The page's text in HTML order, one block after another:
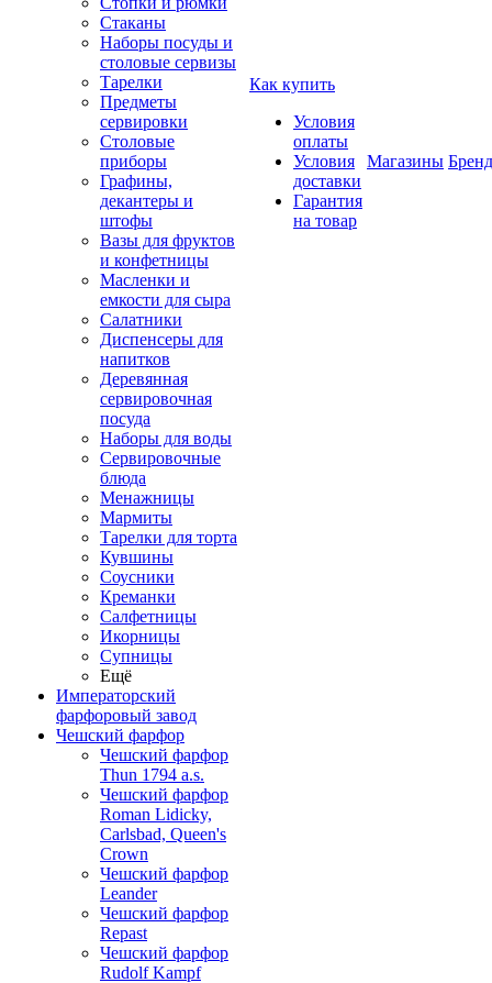
Стаканы
Наборы посуды и
столовые сервизы
Тарелки
Предметы
сервировки
Столовые
приборы
Графины,
декантеры и
штофы
Вазы для фруктов
и конфетницы
Масленки и
емкости для сыра
Салатники
Диспенсеры для
напитков
Деревянная
сервировочная
посуда
Наборы для воды
Сервировочные
блюда
Менажницы
Мармиты
Тарелки для торта
Кувшины
Соусники
Креманки
Салфетницы
Икорницы
Супницы
Ещё
Императорский
фарфоровый завод
Чешский фарфор
Чешский фарфор
Thun 1794 a.s.
Чешский фарфор
Roman Lidicky,
Carlsbad, Queen's
Crown
Чешский фарфор
Leander
Чешский фарфор
Repast
Чешский фарфор
Rudolf Kampf
Как купить
Условия
оплаты
Условия
доставки
Гарантия
на товар
Магазины